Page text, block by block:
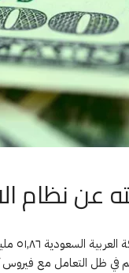
نظام
التعامل مع فيروس كوفيد-١٩،